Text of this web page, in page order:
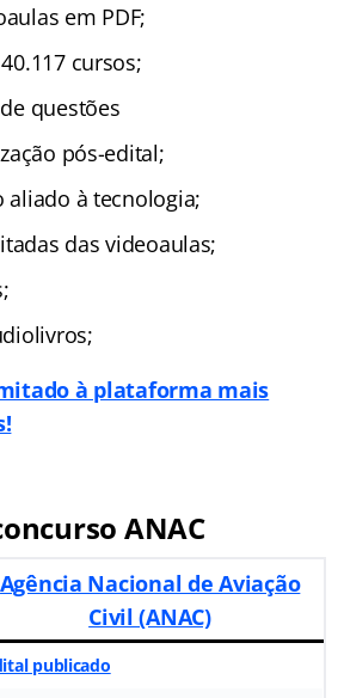
em PDF;
cursos;
questões
pós-edital;
aliado à tecnologia;
das videoaulas;
à plataforma mais
ANAC
Agência Nacional de Aviação
Civil (ANAC)
publicado